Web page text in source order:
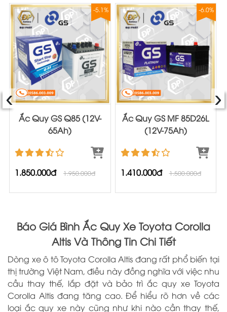
-5.1%
Ắc Quy GS Q85 (12V-
65Ah)
1.850.000đ 1.950.000đ
-6.0%
Ắc Quy GS MF 85D26L
(12V-75Ah)
1.410.000đ 1.500.000đ
‹ ›
Báo Giá Bình Ắc Quy Xe Toyota Corolla
Altis Và Thông Tin Chi Tiết
Dòng xe ô tô Toyota Corolla Altis đang rất phổ biến tại
thị trường Việt Nam, điều này đồng nghĩa với việc nhu
cầu thay thế, lắp đặt và bảo trì ắc quy xe Toyota
Corolla Altis đang tăng cao. Để hiểu rõ hơn về các
loại ắc quy xe này cũng như khi nào cần thay thế,